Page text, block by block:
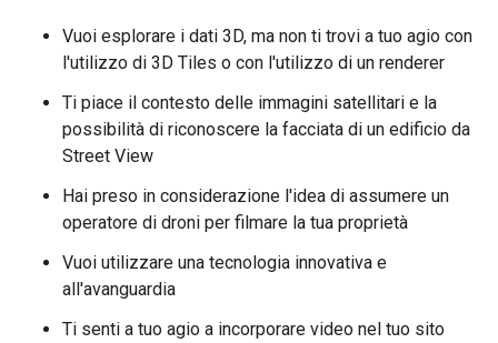
Vuoi esplorare i dati 3D, ma non ti trovi a tuo agio con
l'utilizzo di 3D Tiles o con l'utilizzo di un renderer
Ti piace il contesto delle immagini satellitari e la
possibilità di riconoscere la facciata di un edificio da
Street View
Hai preso in considerazione l'idea di assumere un
operatore di droni per filmare la tua proprietà
Vuoi utilizzare una tecnologia innovativa e
all'avanguardia
Ti senti a tuo agio a incorporare video nel tuo sito